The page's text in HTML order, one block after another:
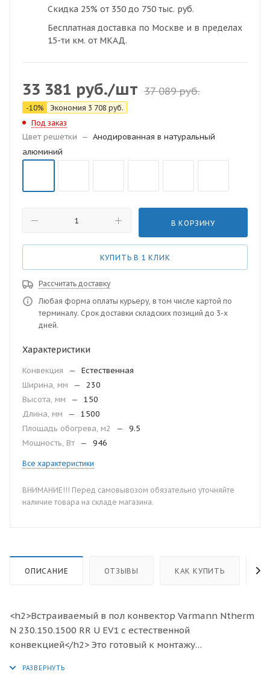
Скидка 25% от 350 до 750 тыс. руб.
Бесплатная доставка по Москве и в пределах
15-ти км. от МКАД.
33 381 руб./шт 37 089руб.
-10% Экономия 3 708 руб.
Под заказ
Цвет решетки — Анодированная в натуральный
алюминий
В КОРЗИНУ
КУПИТЬ В 1 КЛИК
Рассчитать доставку
Любая форма оплаты курьеру, в том числе картой по
терминалу. Срок доставки складских позиций до 3-х
дней.
Характеристики
Конвекция —
Естественная
Ширина, мм
—
230
Высота, мм
—
150
Длина, мм
—
1500
Площадь обогрева, м2
—
9.5
Мощность, Вт
— 946
Все характеристики
ВНИМАНИЕ!!! Перед самовывозом обязательно уточняйте
наличие товара на складе магазина.
ОПИСАНИЕ ОТЗЫВЫ КАК КУПИТЬ
<h2>Встраиваемый в пол конвектор Varmann Ntherm
N 230.150.1500 RR U EV1 с естественной
конвекцией</h2> Это готовый к монтажу
изоляции от холодного воздуха больших, доходящих